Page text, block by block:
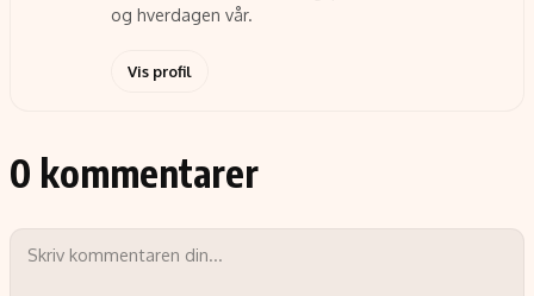
og hverdagen vår.
Vis profil
0 kommentarer